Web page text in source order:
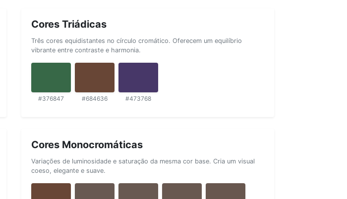
Cores Triádicas
Três cores equidistantes no círculo cromático. Oferecem um equilíbrio
vibrante entre contraste e harmonia.
#376847 #684636 #473768
Cores Monocromáticas
Variações de luminosidade e saturação da mesma cor base. Cria um visual
coeso, elegante e suave.